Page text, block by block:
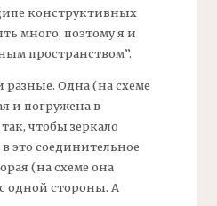
конструктивных
много, поэтому я и
пространством”.
разные. Одна (на схеме
и погружена в
чтобы зеркало
это соединительное
(на схеме она
одной стороны. А